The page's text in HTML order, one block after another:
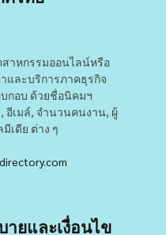
าหกรรมออนไลน์หรือ
และบริการภาคธุรกิจ
กอบ ด้วยชื่อนิคมฯ
อีเมล์, จำนวนคนงาน, ผู้
เดีย ต่าง ๆ
ายและเงื่อนไข